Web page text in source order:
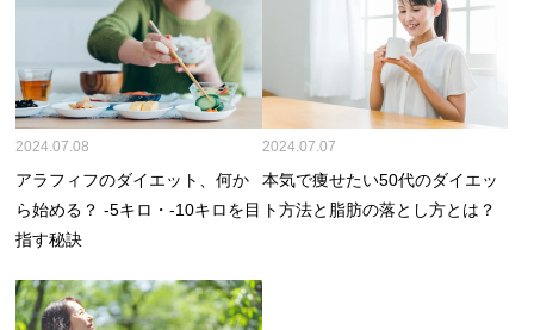
2024.07.08
アラフィフのダイエット、何か
ら始める？ -5キロ・-10キロを目
指す秘訣
2024.07.07
本気で痩せたい50代のダイエッ
ト方法と脂肪の落とし方とは？